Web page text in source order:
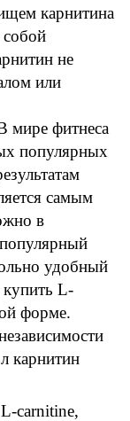
карнитина
собой
не
или
мире фитнеса
популярных
самым
в
удобный
L-
форме.
карнитин
carnitine,